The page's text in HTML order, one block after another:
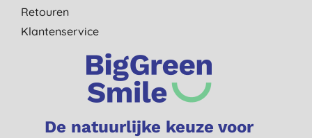
Retouren
Klantenservice
De natuurlijke keuze voor